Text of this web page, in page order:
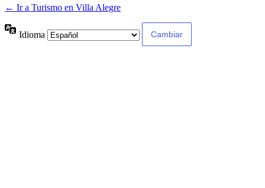
← Ir a Turismo en Villa Alegre
Idioma